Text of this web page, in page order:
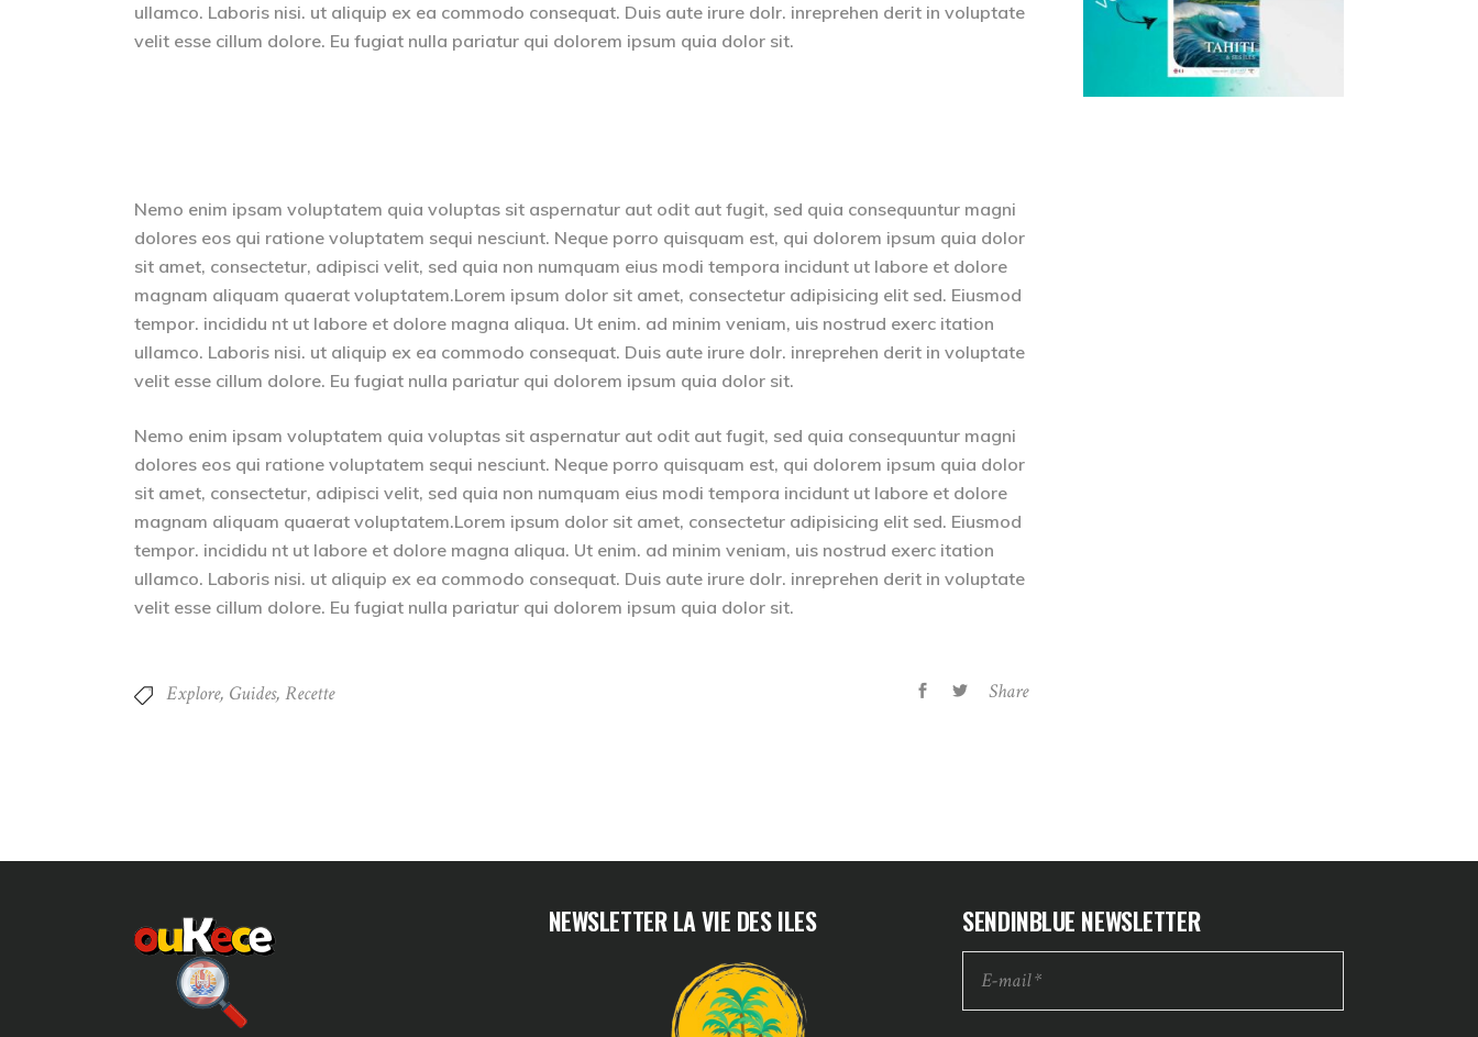
ullamco. Laboris nisi. ut aliquip ex ea commodo consequat. Duis aute irure dolr. inreprehen derit in voluptate
velit esse cillum dolore. Eu fugiat nulla pariatur qui dolorem ipsum quia dolor sit.
Nemo enim ipsam voluptatem quia voluptas sit aspernatur aut odit aut fugit, sed quia consequuntur magni
dolores eos qui ratione voluptatem sequi nesciunt. Neque porro quisquam est, qui dolorem ipsum quia dolor
sit amet, consectetur, adipisci velit, sed quia non numquam eius modi tempora incidunt ut labore et dolore
magnam aliquam quaerat voluptatem.Lorem ipsum dolor sit amet, consectetur adipisicing elit sed. Eiusmod
tempor. incididu nt ut labore et dolore magna aliqua. Ut enim. ad minim veniam, uis nostrud exerc itation
ullamco. Laboris nisi. ut aliquip ex ea commodo consequat. Duis aute irure dolr. inreprehen derit in voluptate
velit esse cillum dolore. Eu fugiat nulla pariatur qui dolorem ipsum quia dolor sit.
Nemo enim ipsam voluptatem quia voluptas sit aspernatur aut odit aut fugit, sed quia consequuntur magni
dolores eos qui ratione voluptatem sequi nesciunt. Neque porro quisquam est, qui dolorem ipsum quia dolor
sit amet, consectetur, adipisci velit, sed quia non numquam eius modi tempora incidunt ut labore et dolore
magnam aliquam quaerat voluptatem.Lorem ipsum dolor sit amet, consectetur adipisicing elit sed. Eiusmod
tempor. incididu nt ut labore et dolore magna aliqua. Ut enim. ad minim veniam, uis nostrud exerc itation
ullamco. Laboris nisi. ut aliquip ex ea commodo consequat. Duis aute irure dolr. inreprehen derit in voluptate
velit esse cillum dolore. Eu fugiat nulla pariatur qui dolorem ipsum quia dolor sit.
Explore, Guides, Recette Share
NEWSLETTER LA VIE DES ILES SENDINBLUE NEWSLETTER